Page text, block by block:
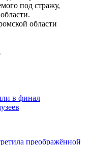
под стражу,
области
в финал
преображённой